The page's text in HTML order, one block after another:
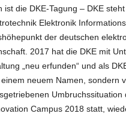
ist die DKE-Tagung – DKE
Elektronik
der deutschen
2017 hat die DKE mit
„neu erfunden“ und als
neuem Namen, sondern
Umbruchssituation
Campus 2018 statt,